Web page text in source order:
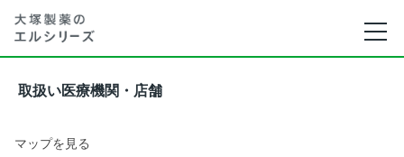
取扱い医療機関・店舗
マップを見る